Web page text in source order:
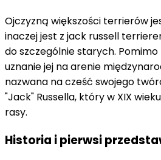
Ojczyzną większości terrierów
inaczej jest z jack russell
do szczególnie starych. Pomimo
uznanie jej na arenie
nazwana na cześć swojego
"Jack" Russella, który w XIX
rasy.
Historia i pierwsi